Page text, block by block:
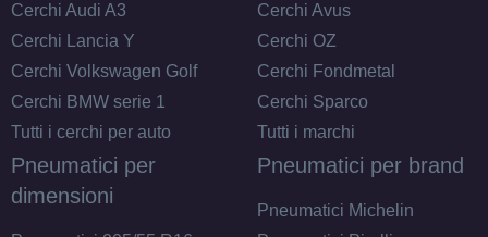
Cerchi Audi A3
Cerchi Lancia Y
Cerchi Volkswagen Golf
Cerchi BMW serie 1
Tutti i cerchi per auto
Cerchi Avus
Cerchi OZ
Cerchi Fondmetal
Cerchi Sparco
Tutti i marchi
Pneumatici per
dimensioni
Pneumatici per brand
Pneumatici Michelin